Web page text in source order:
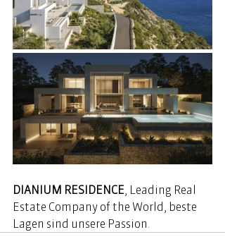
DIANIUM RESIDENCE , Leading Real
Estate Company of the World, beste
Lagen sind unsere Passion.